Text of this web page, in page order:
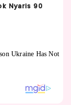
Nyaris 90